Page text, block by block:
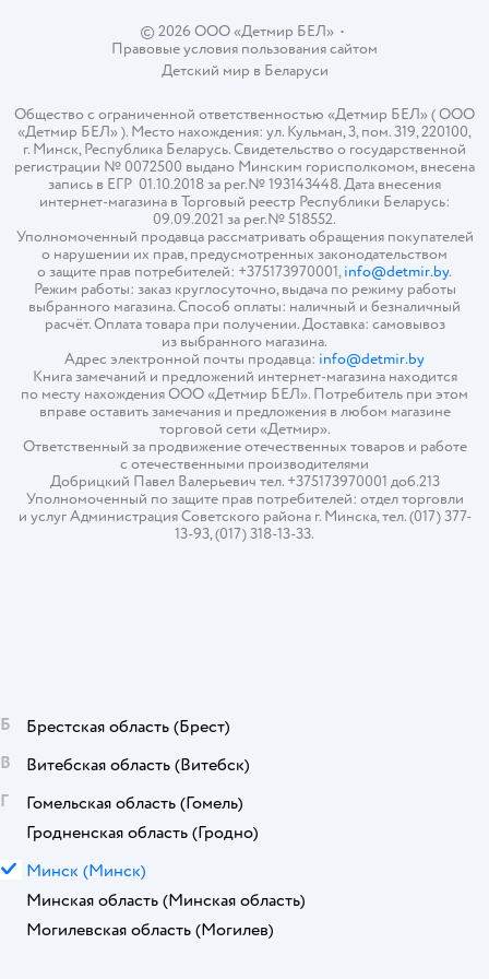
© 2026 ООО «Детмир БЕЛ»•
Правовые условия пользования сайтом
Детский мир в Беларуси
Общество с ограниченной ответственностью «Детмир БЕЛ» ( ООО
«Детмир БЕЛ» ). Место нахождения: ул. Кульман, 3, пом. 319, 220100,
г. Минск, Республика Беларусь. Свидетельство о государственной
регистрации № 0072500 выдано Минским горисполкомом, внесена
запись в ЕГР 01.10.2018 за рег.№ 193143448. Дата внесения
интернет-магазина в Торговый реестр Республики Беларусь:
09.09.2021 за рег.№ 518552.
Уполномоченный продавца рассматривать обращения покупателей
о нарушении их прав, предусмотренных законодательством
о защите прав потребителей: +375173970001,info@detmir.by.
Режим работы: заказ круглосуточно, выдача по режиму работы
выбранного магазина. Способ оплаты: наличный и безналичный
расчёт. Оплата товара при получении. Доставка: самовывоз
из выбранного магазина.
Адрес электронной почты продавца: info@detmir.by
Книга замечаний и предложений интернет-магазина находится
по месту нахождения ООО «Детмир БЕЛ». Потребитель при этом
вправе оставить замечания и предложения в любом магазине
торговой сети «Детмир».
Ответственный за продвижение отечественных товаров и работе
с отечественными производителями
Добрицкий Павел Валерьевич тел. +375173970001 доб.213
Уполномоченный по защите прав потребителей: отдел торговли
и услуг Администрация Советского района г. Минска, тел. (017) 377-
13-93, (017) 318-13-33.
Б Брестская область (Брест)
В
Витебская область (Витебск)
Г
Гомельская область (Гомель)
Гродненская область (Гродно)
М Минск (Минск)
Минская область (Минская область)
Могилевская область (Могилев)